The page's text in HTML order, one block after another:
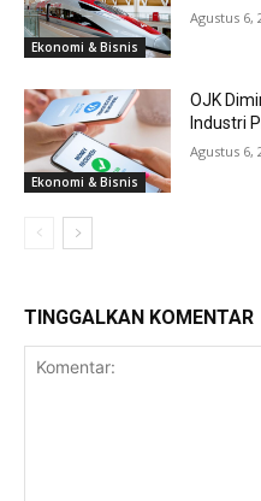
Ekonomi & Bisnis
Agustus 6,
Ekonomi & Bisnis
OJK
Industri
Agustus 6,
TINGGALKAN KOMENTAR